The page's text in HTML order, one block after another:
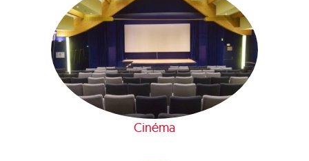
Cinéma